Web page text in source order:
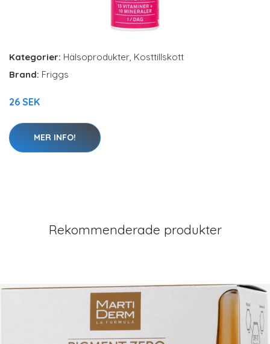
Kategorier: Hälsoprodukter, Kosttillskott
Brand: Friggs
26 SEK
MER INFO!
Rekommenderade produkter